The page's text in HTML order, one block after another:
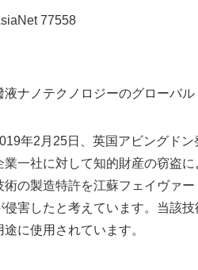
77558
液ナノテクノロジーのグローバ
年2月25日、英国アビングド
業一社に対して知的財産の窃盗
術の製造特許を江蘇フェイヴァ
侵害したと考えています。当該
途に使用されています。